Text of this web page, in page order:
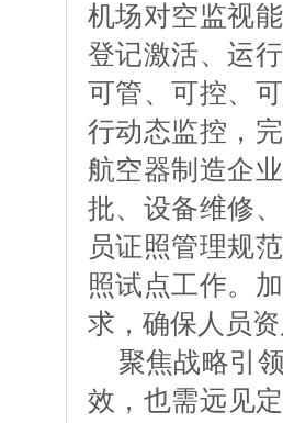
机场对空监视
登记激活、运
可管、可控、
行动态监控，
航空器制造企
批、设备维修
员证照管理规
照试点工作。
求，确保人员
聚焦战略引
效，也需远见